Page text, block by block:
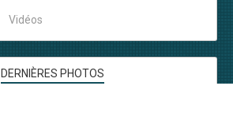
Vidéos
DERNIÈRES PHOTOS